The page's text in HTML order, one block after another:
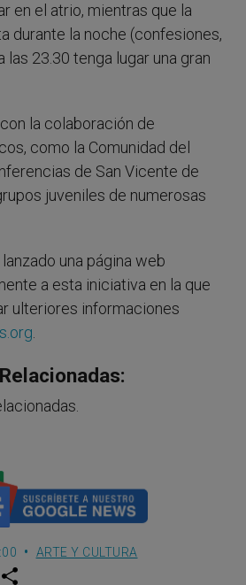
en el atrio, mientras que la
durante la noche (confesiones,
las 23.30 tenga lugar una gran
la colaboración de
como la Comunidad del
de San Vicente de
juveniles de numerosas
una página web
a esta iniciativa en la que
ulteriores informaciones
.
ARTE Y CULTURA